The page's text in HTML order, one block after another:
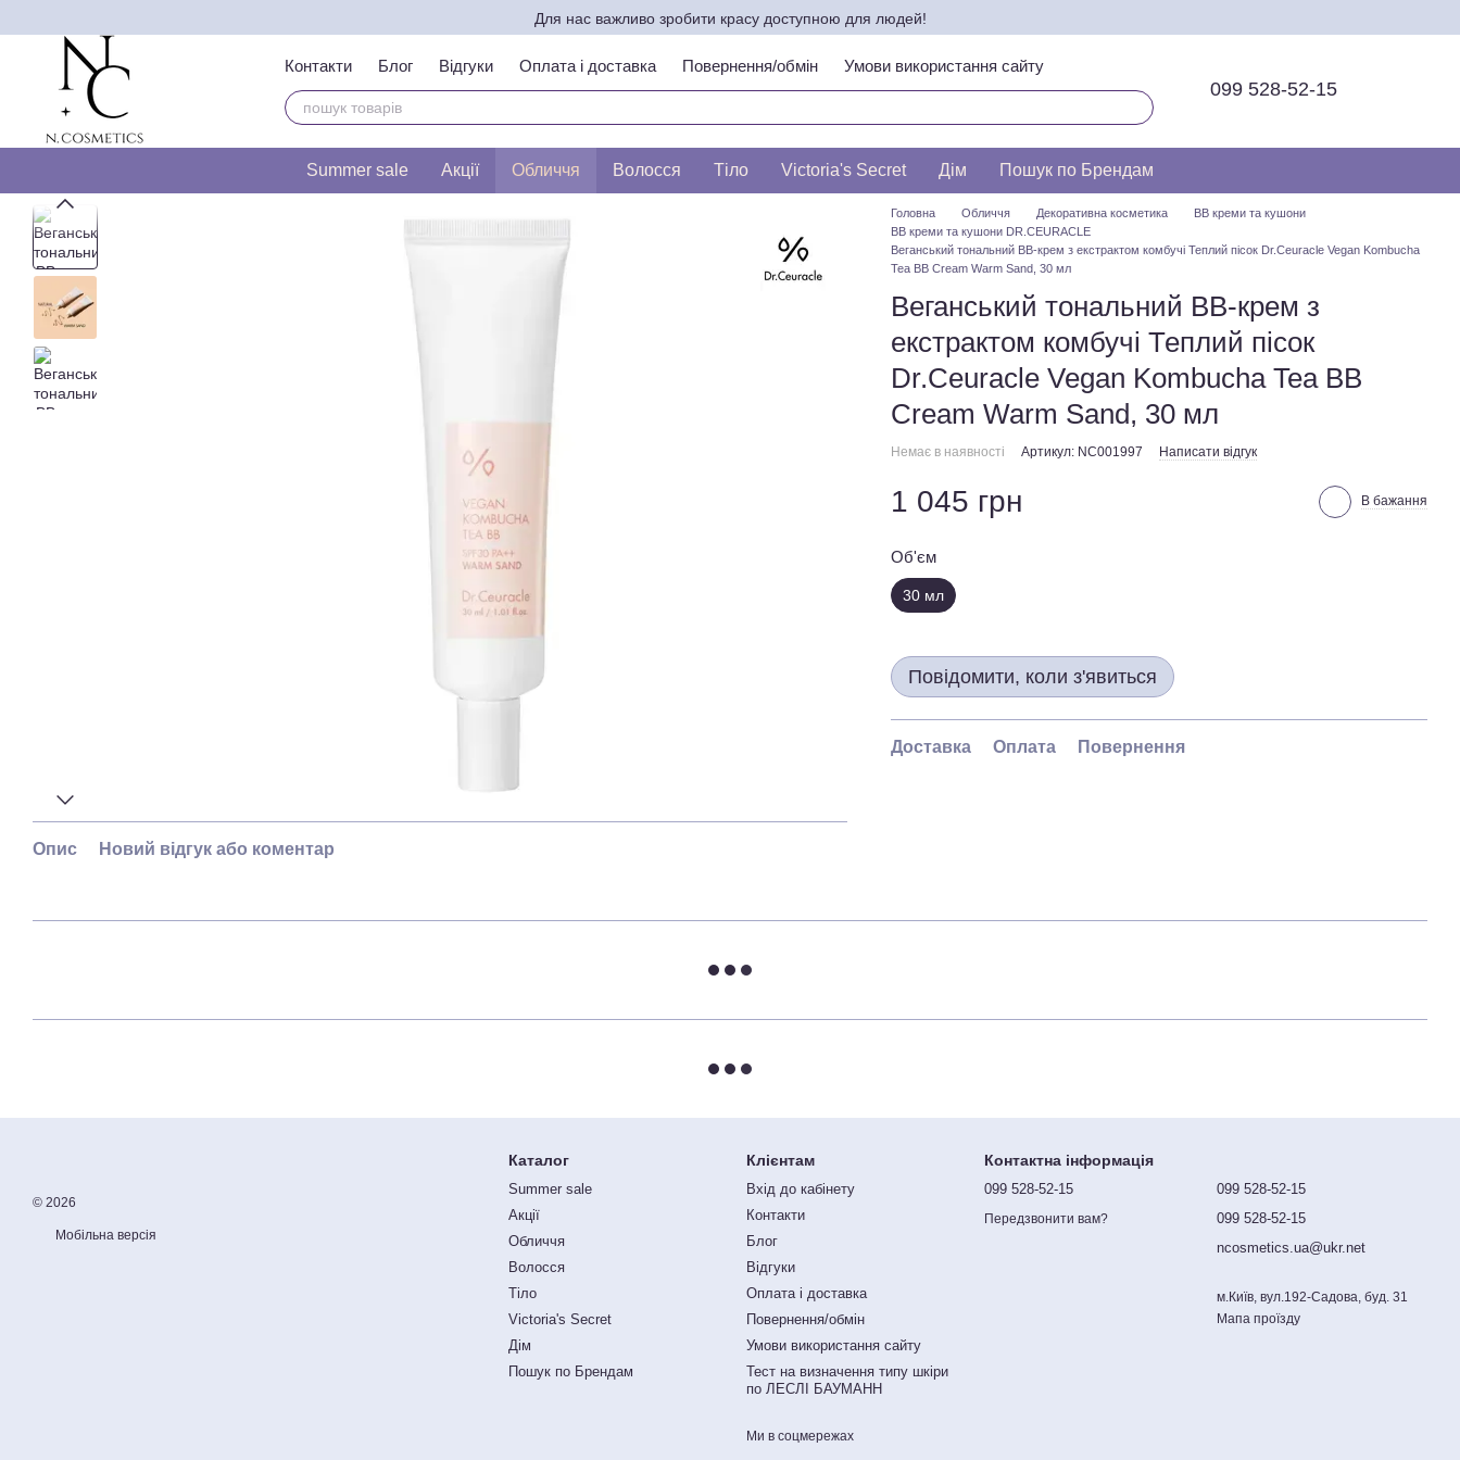
Для нас важливо зробити красу доступною для людей!
Контакти Блог Відгуки Оплата і доставка Повернення/обмін
Умови використання сайту
Тест на визначення типу шкіри по ЛЕСЛІ БАУМАНН
099 528-52-15
Summer sale Акції Обличчя Волосся Тіло Victoria's Secret Дім Пошук по Брендам
Опис Новий відгук або коментар
Головна Обличчя Декоративна косметика
ВВ креми та кушони
ВВ креми та кушони DR.CEURACLE
Веганський тональний ВВ-крем з екстрактом комбучі Теплий пісок Dr.Ceuracle Vegan Kombucha
Tea BB Cream Warm Sand, 30 мл
Веганський тональний ВВ-крем з
екстрактом комбучі Теплий пісок
Dr.Ceuracle Vegan Kombucha Tea BB
Cream Warm Sand, 30 мл
Немає в наявності Артикул: NC001997 Написати відгук
1 045 грн В бажання
Об'єм
30 мл
Повідомити, коли з'явиться
Доставка Оплата Повернення
© 2026
Мобільна версія
Каталог
Summer sale
Акції
Обличчя
Волосся
Тіло
Victoria's Secret
Дім
Пошук по Брендам
Клієнтам
Вхід до кабінету
Контакти
Блог
Відгуки
Оплата і доставка
Повернення/обмін
Умови використання сайту
Тест на визначення типу шкіри
по ЛЕСЛІ БАУМАНН
Ми в соцмережах
Контактна інформація
099 528-52-15
Передзвонити вам?
099 528-52-15
099 528-52-15
ncosmetics.ua@ukr.net
м.Київ, вул.192-Садова, буд. 31
Мапа проїзду